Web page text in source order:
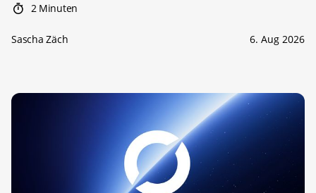
2 Minuten
Sascha Zäch 6. Aug 2026